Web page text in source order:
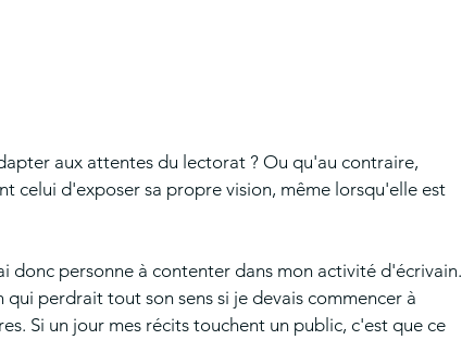
aux attentes du lectorat ? Ou qu'au contraire,
celui d'exposer sa propre vision, même lorsqu'elle est
donc personne à contenter dans mon activité d'écrivain.
perdrait tout son sens si je devais commencer à
Si un jour mes récits touchent un public, c'est que ce